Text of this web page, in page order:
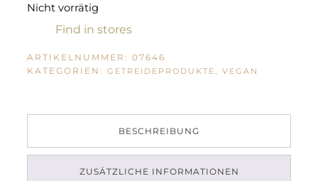
Nicht vorrätig
Find in stores
ARTIKELNUMMER:07646
KATEGORIEN:GETREIDEPRODUKTE,VEGAN
BESCHREIBUNG
ZUSÄTZLICHE INFORMATIONEN